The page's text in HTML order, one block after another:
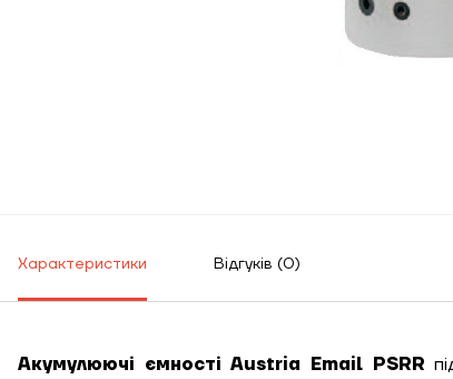
Характеристики Відгуків (0)
Акумулюючі ємності Austria Email PSRR